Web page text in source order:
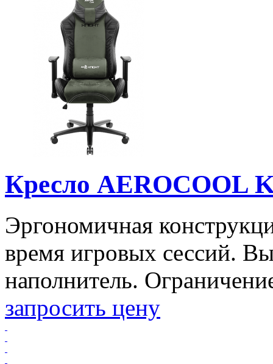
Кресло AEROCOOL
Эргономичная
время игровых сессий.
наполнитель.
запросить цену